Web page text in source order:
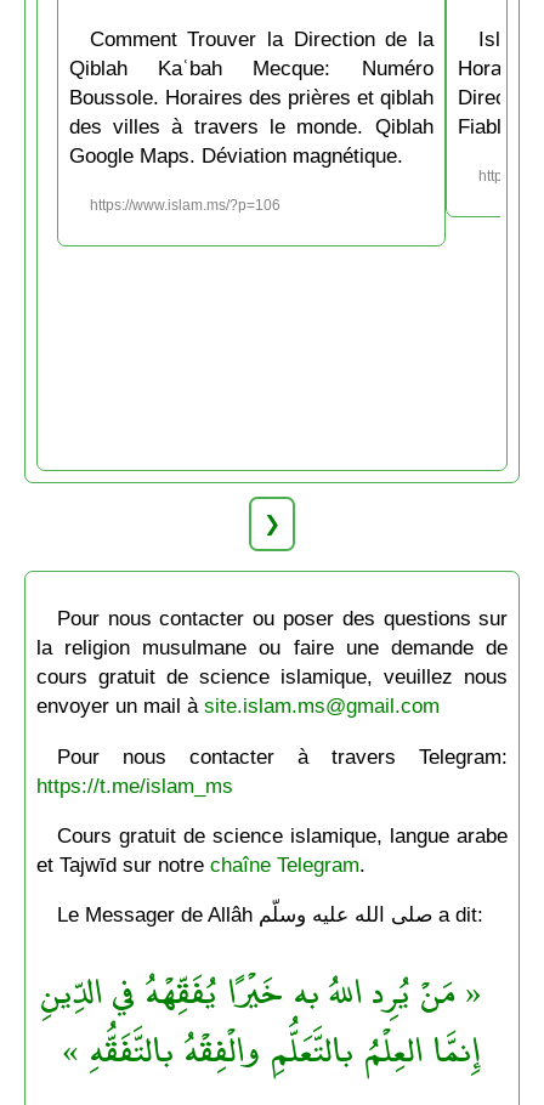
Comment Trouver la Direction de la
Qiblah Kaʿbah Mecque: Numéro
Boussole. Horaires des prières et qiblah
des villes à travers le monde. Qiblah
Google Maps. Déviation magnétique.
https://www.islam.ms/?p=106
Fiable et
https://
❯
Pour nous contacter ou poser des questions sur
la religion musulmane ou faire une demande de
cours gratuit de science islamique, veuillez nous
envoyer un mail à site.islam.ms@gmail.com
Pour nous contacter à travers Telegram:
https://t.me/islam_ms
Cours gratuit de science islamique, langue arabe
et Tajwīd sur notre chaîne Telegram.
Le Messager de Allâh صلى الله عليه وسلّم a dit:
« مَنْ يُرِد اللهُ به خَيْرًا يُفَقِّهْهُ في الدِّينِ
إِنمَّا العِلْمُ بالتَّعَلُّمِ والْفِقْهُ بالتَّفَقُّهِ »